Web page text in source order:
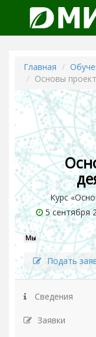
Главная
Основы
Курс
5 сентября
Мы
Подать
Сведения
Заявки